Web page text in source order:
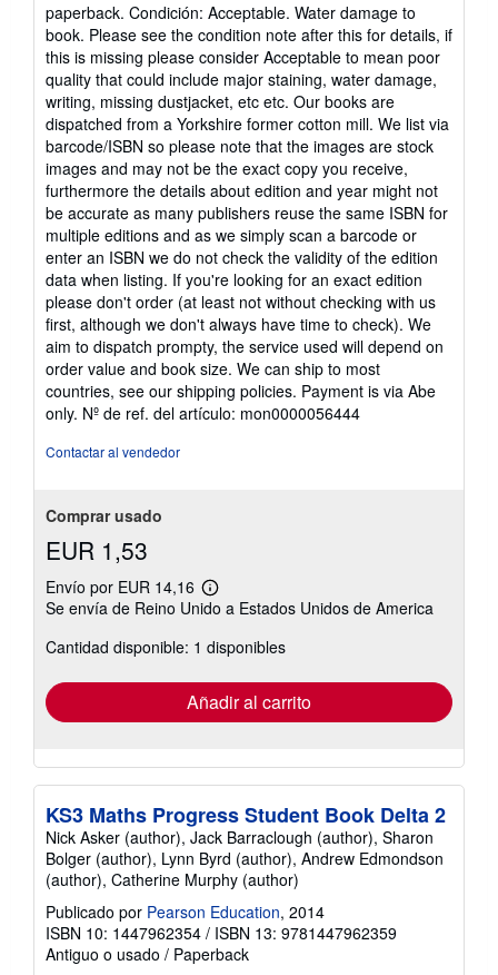
vendedor:
5
de
5
estrellas
paperback. Condición: Acceptable. Water damage to
book. Please see the condition note after this for details, if
this is missing please consider Acceptable to mean poor
quality that could include major staining, water damage,
writing, missing dustjacket, etc etc. Our books are
dispatched from a Yorkshire former cotton mill. We list via
barcode/ISBN so please note that the images are stock
images and may not be the exact copy you receive,
furthermore the details about edition and year might not
be accurate as many publishers reuse the same ISBN for
multiple editions and as we simply scan a barcode or
enter an ISBN we do not check the validity of the edition
data when listing. If you're looking for an exact edition
please don't order (at least not without checking with us
first, although we don't always have time to check). We
aim to dispatch prompty, the service used will depend on
order value and book size. We can ship to most
countries, see our shipping policies. Payment is via Abe
only. Nº de ref. del artículo: mon0000056444
Contactar al vendedor
Comprar usado
EUR 1,53
Envío por EUR 14,16
Más
información
las
tarifas
envío
Se envía de Reino Unido a Estados Unidos de America
Cantidad disponible: 1 disponibles
Añadir al carrito
KS3 Maths Progress Student Book Delta 2
Nick Asker (author), Jack Barraclough (author), Sharon
Bolger (author), Lynn Byrd (author), Andrew Edmondson
(author), Catherine Murphy (author)
Publicado por Pearson Education, 2014
ISBN 10: 1447962354 / ISBN 13: 9781447962359
Antiguo o usado / Paperback